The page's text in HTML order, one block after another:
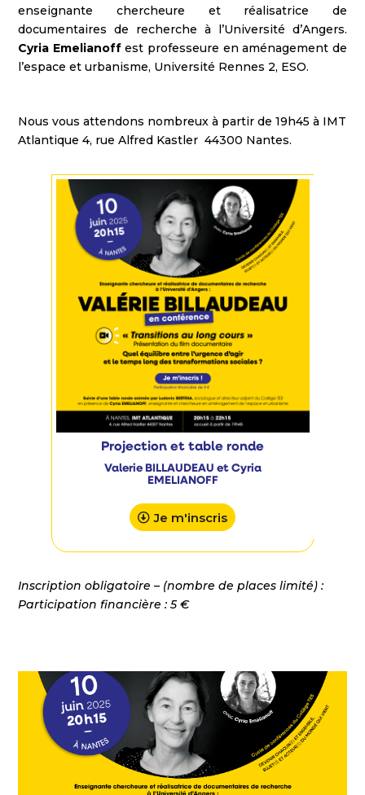
enseignante chercheure et réalisatrice de
documentaires de recherche à l’Université d’Angers.
Cyria Emelianoffest professeure en aménagement de
l’espace et urbanisme, Université Rennes 2, ESO.
Nous vous attendons nombreux à partir de 19h45 à IMT
Atlantique 4, rue Alfred Kastler 44300 Nantes.
Projection et table ronde
Valerie BILLAUDEAU et Cyria
EMELIANOFF
Je m'inscris
Inscription obligatoire – (nombre de places limité) :
Participation financière : 5 €